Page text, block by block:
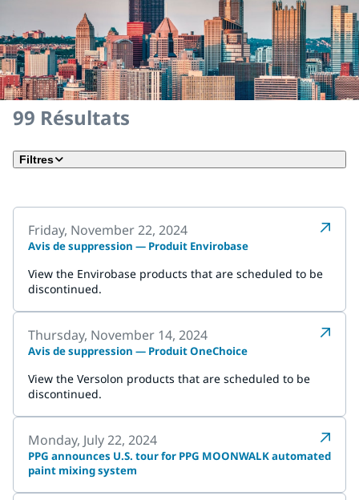
99 Résultats
Filtres
Friday, November 22, 2024
Avis de suppression — Produit Envirobase
View the Envirobase products that are scheduled to be
discontinued.
Thursday, November 14, 2024
Avis de suppression — Produit OneChoice
View the Versolon products that are scheduled to be
discontinued.
Monday, July 22, 2024
PPG announces U.S. tour for PPG MOONWALK automated
paint mixing system